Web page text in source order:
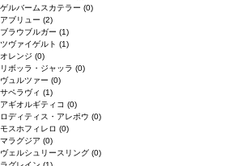
ゲルバームスカテラー (0)
アブリュー (2)
ブラウブルガー (1)
ツヴァイゲルト (1)
オレンジ (0)
リボッラ・ジャッラ (0)
ヴュルツァー (0)
サペラヴィ (1)
アギオルギティコ (0)
ロディティス・アレポウ (0)
モスホフィレロ (0)
マラグジア (0)
ヴェルシュリースリング (0)